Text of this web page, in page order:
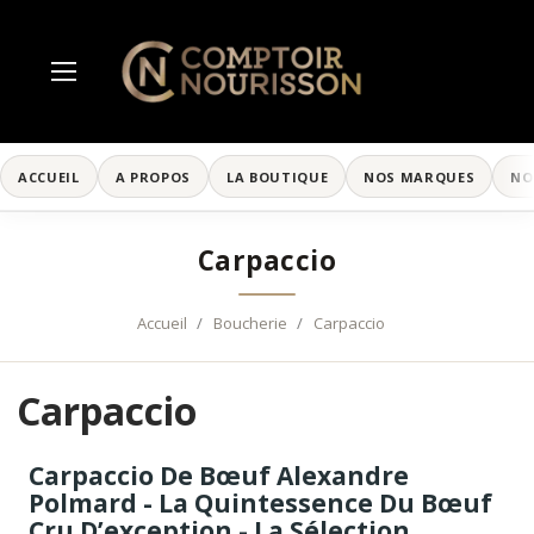
ACCUEIL A PROPOS LA BOUTIQUE NOS MARQUES
Carpaccio
Accueil Boucherie Carpaccio
Carpaccio
Carpaccio De Bœuf Alexandre
Polmard - La Quintessence Du Bœuf